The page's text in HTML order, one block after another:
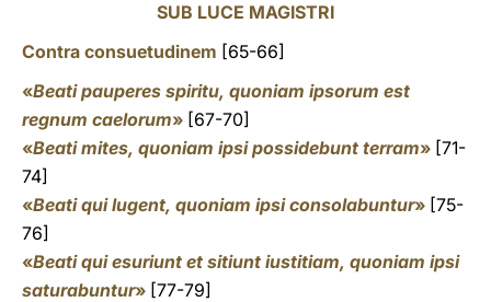
SUB LUCE MAGISTRI
Contra consuetudinem [65-66]
«Beati pauperes spiritu, quoniam ipsorum est
regnum caelorum» [67-70]
«Beati mites, quoniam ipsi possidebunt terram» [71-
74]
«Beati qui lugent, quoniam ipsi consolabuntur» [75-
76]
«Beati qui esuriunt et sitiunt iustitiam, quoniam ipsi
saturabuntur» [77-79]